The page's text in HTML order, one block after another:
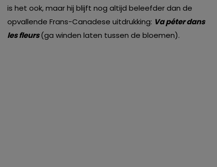
is het ook, maar hij blijft nog altijd beleefder dan de
opvallende Frans-Canadese uitdrukking: Va péter dans
les fleurs(ga winden laten tussen de bloemen).